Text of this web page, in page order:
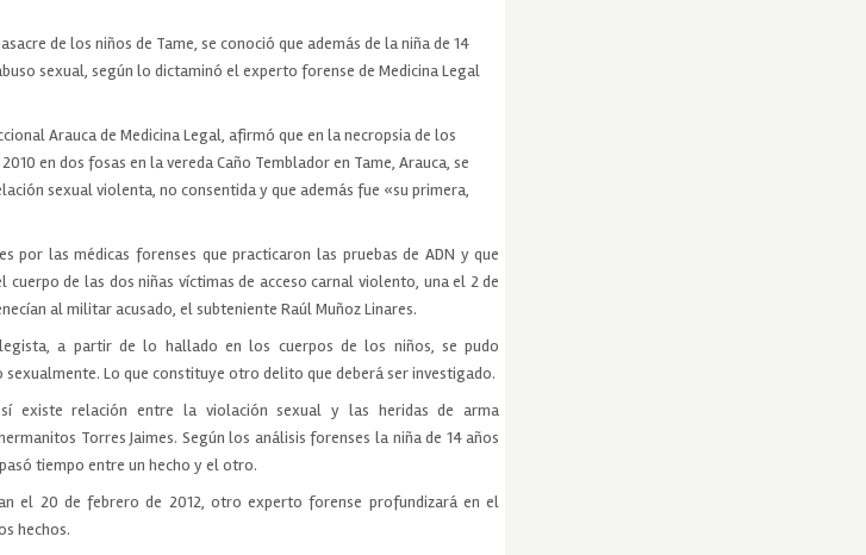
de los niños de Tame, se conoció que además de la niña de 14
sexual, según lo dictaminó el experto forense de Medicina Legal
Arauca de Medicina Legal, afirmó que en la necropsia de los
en dos fosas en la vereda Caño Temblador en Tame, Arauca, se
sexual violenta, no consentida y que además fue «su primera,
por las médicas forenses que practicaron las pruebas de ADN y que
de las dos niñas víctimas de acceso carnal violento, una el 2 de
al militar acusado, el subteniente Raúl Muñoz Linares.
a partir de lo hallado en los cuerpos de los niños, se pudo
Lo que constituye otro delito que deberá ser investigado.
existe relación entre la violación sexual y las heridas de arma
Torres Jaimes. Según los análisis forenses la niña de 14 años
tiempo entre un hecho y el otro.
el 20 de febrero de 2012, otro experto forense profundizará en el
hechos.